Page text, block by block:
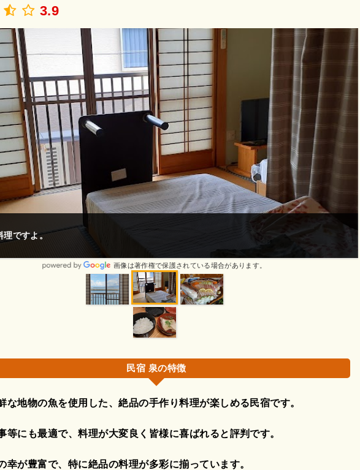
3.9
です!
画像は著作権で保護されている場合があります。
民宿 泉の特徴
な地物の魚を使用した、絶品の手作り料理が楽しめる民宿です。
等にも最適で、料理が大変良く皆様に喜ばれると評判です。
幸が豊富で、特に絶品の料理が多彩に揃っています。